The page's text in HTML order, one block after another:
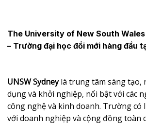
The University of New South
– Trường đại học đổi mới hàng đầu
UNSW Sydneylà trung tâm sáng tạo,
dụng và khởi nghiệp, nổi bật với các
công nghệ và kinh doanh. Trường có
với doanh nghiệp và cộng đồng toàn